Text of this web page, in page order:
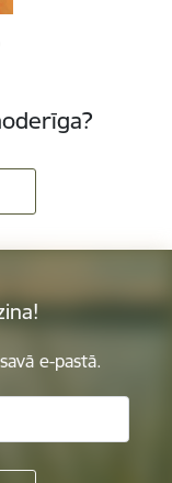
e-pastā.